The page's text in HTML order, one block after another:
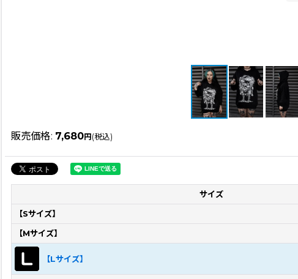
販売価格: 7,680円 (税込)
サイズ
【Sサイズ】
【Mサイズ】
【Lサイズ】